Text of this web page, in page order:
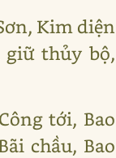
Kim diện
giữ thủy bộ,
tới, Bao
chầu, Bao